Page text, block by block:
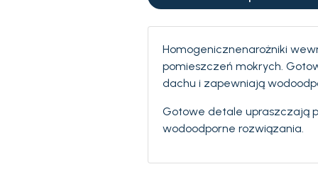
Homogenicznenarożniki
pomieszczeń mokrych.
dachu i zapewniają
Gotowe detale upraszczają
wodoodporne rozwiązania.